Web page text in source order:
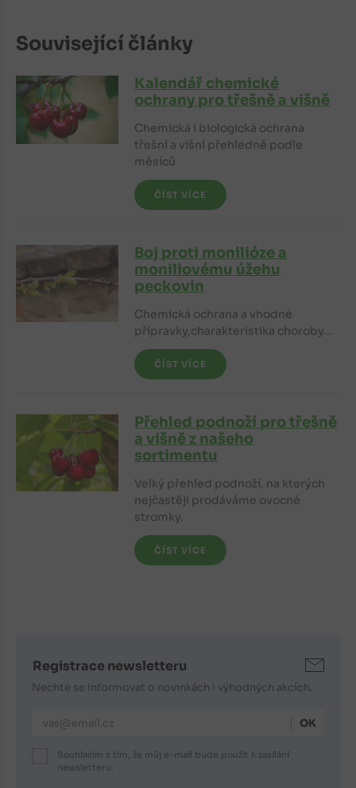
Související články
Kalendář chemické
ochrany pro třešně a višně
Chemická i biologická ochrana
třešní a višní přehledně podle
měsíců
ČÍST VÍCE
Boj proti monilióze a
moniliovému úžehu
peckovin
Chemická ochrana a vhodné
přípravky,charakteristika choroby...
ČÍST VÍCE
Přehled podnoží pro třešně
a višně z našeho
sortimentu
Velký přehled podnoží, na kterých
nejčastěji prodáváme ovocné
stromky.
ČÍST VÍCE
Registrace newsletteru
Nechte se informovat o novinkách i výhodných akcích.
E-mailová adresa
Souhlasím s tím, že můj e-mail bude použit k zasílání
newsletteru.